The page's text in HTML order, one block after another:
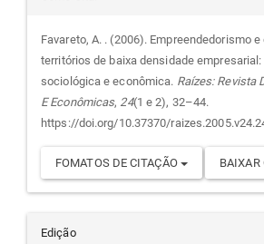
do
artigo
Favareto, A. . (2006). Empreendedorismo
territórios de baixa densidade
sociológica e econômica. Raízes: Revista
E Econômicas, 24(1 e 2), 32–44.
https://doi.org/10.37370/
FOMATOS DE CITAÇÃO BAIXAR
Edição